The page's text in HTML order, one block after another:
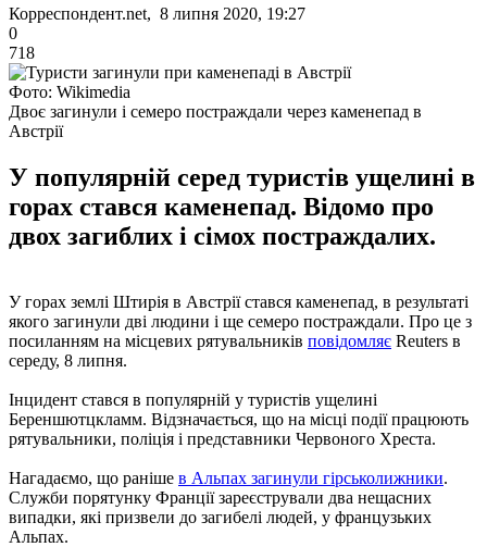
Корреспондент.net, 8 липня 2020, 19:27
0
718
Фото: Wikimedia
Двоє загинули і семеро постраждали через каменепад в
Австрії
У популярній серед туристів ущелині в
горах стався каменепад. Відомо про
двох загиблих і сімох постраждалих.
У горах землі Штирія в Австрії стався каменепад, в результаті
якого загинули дві людини і ще семеро постраждали. Про це з
посиланням на місцевих рятувальників повідомляє Reuters в
середу, 8 липня.
Інцидент стався в популярній у туристів ущелині
Береншютцкламм. Відзначається, що на місці події працюють
рятувальники, поліція і представники Червоного Хреста.
Нагадаємо, що раніше в Альпах загинули гірськолижники.
Служби порятунку Франції зареєстрували два нещасних
випадки, які призвели до загибелі людей, у французьких
Альпах.